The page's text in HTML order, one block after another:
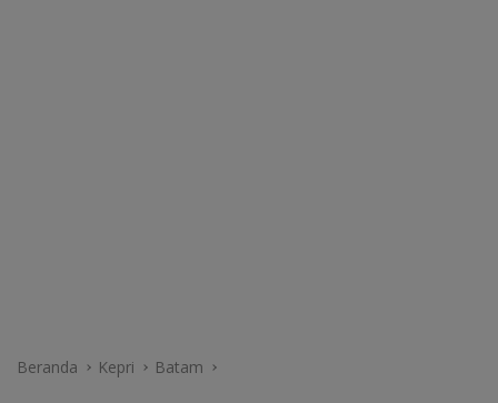
Beranda Kepri Batam